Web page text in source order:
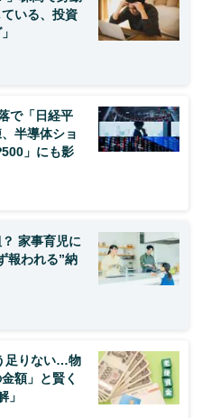
いる、投資
で「日経平
半導体ショ
」にも影
家事育児に
報われる”納
足りない…物
額」と賢く
」